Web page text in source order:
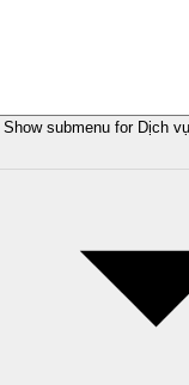
Show submenu for Dịch